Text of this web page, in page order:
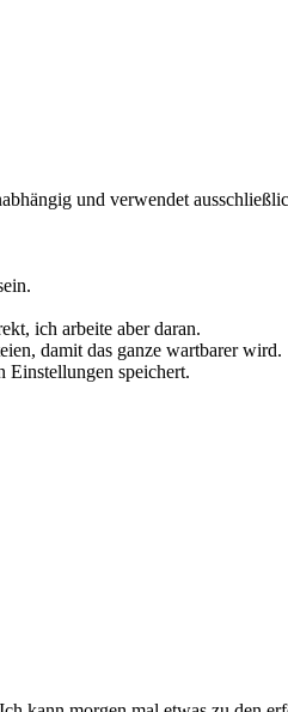
und verwendet
ich arbeite aber daran.
damit das ganze wartbarer wird.
speichert.